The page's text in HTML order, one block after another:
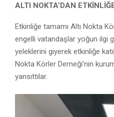
ALTI NOKTA’DAN
Etkinliğe tamamı Altı Nokta
engelli vatandaşlar yoğun ilgi
yeleklerini giyerek etkinliğe
Nokta Körler Derneği’nin
yansıttılar.